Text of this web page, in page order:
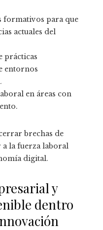
formativos para que
actuales del
prácticas
entornos
en áreas con
brechas de
la fuerza laboral
digital.
y
dentro